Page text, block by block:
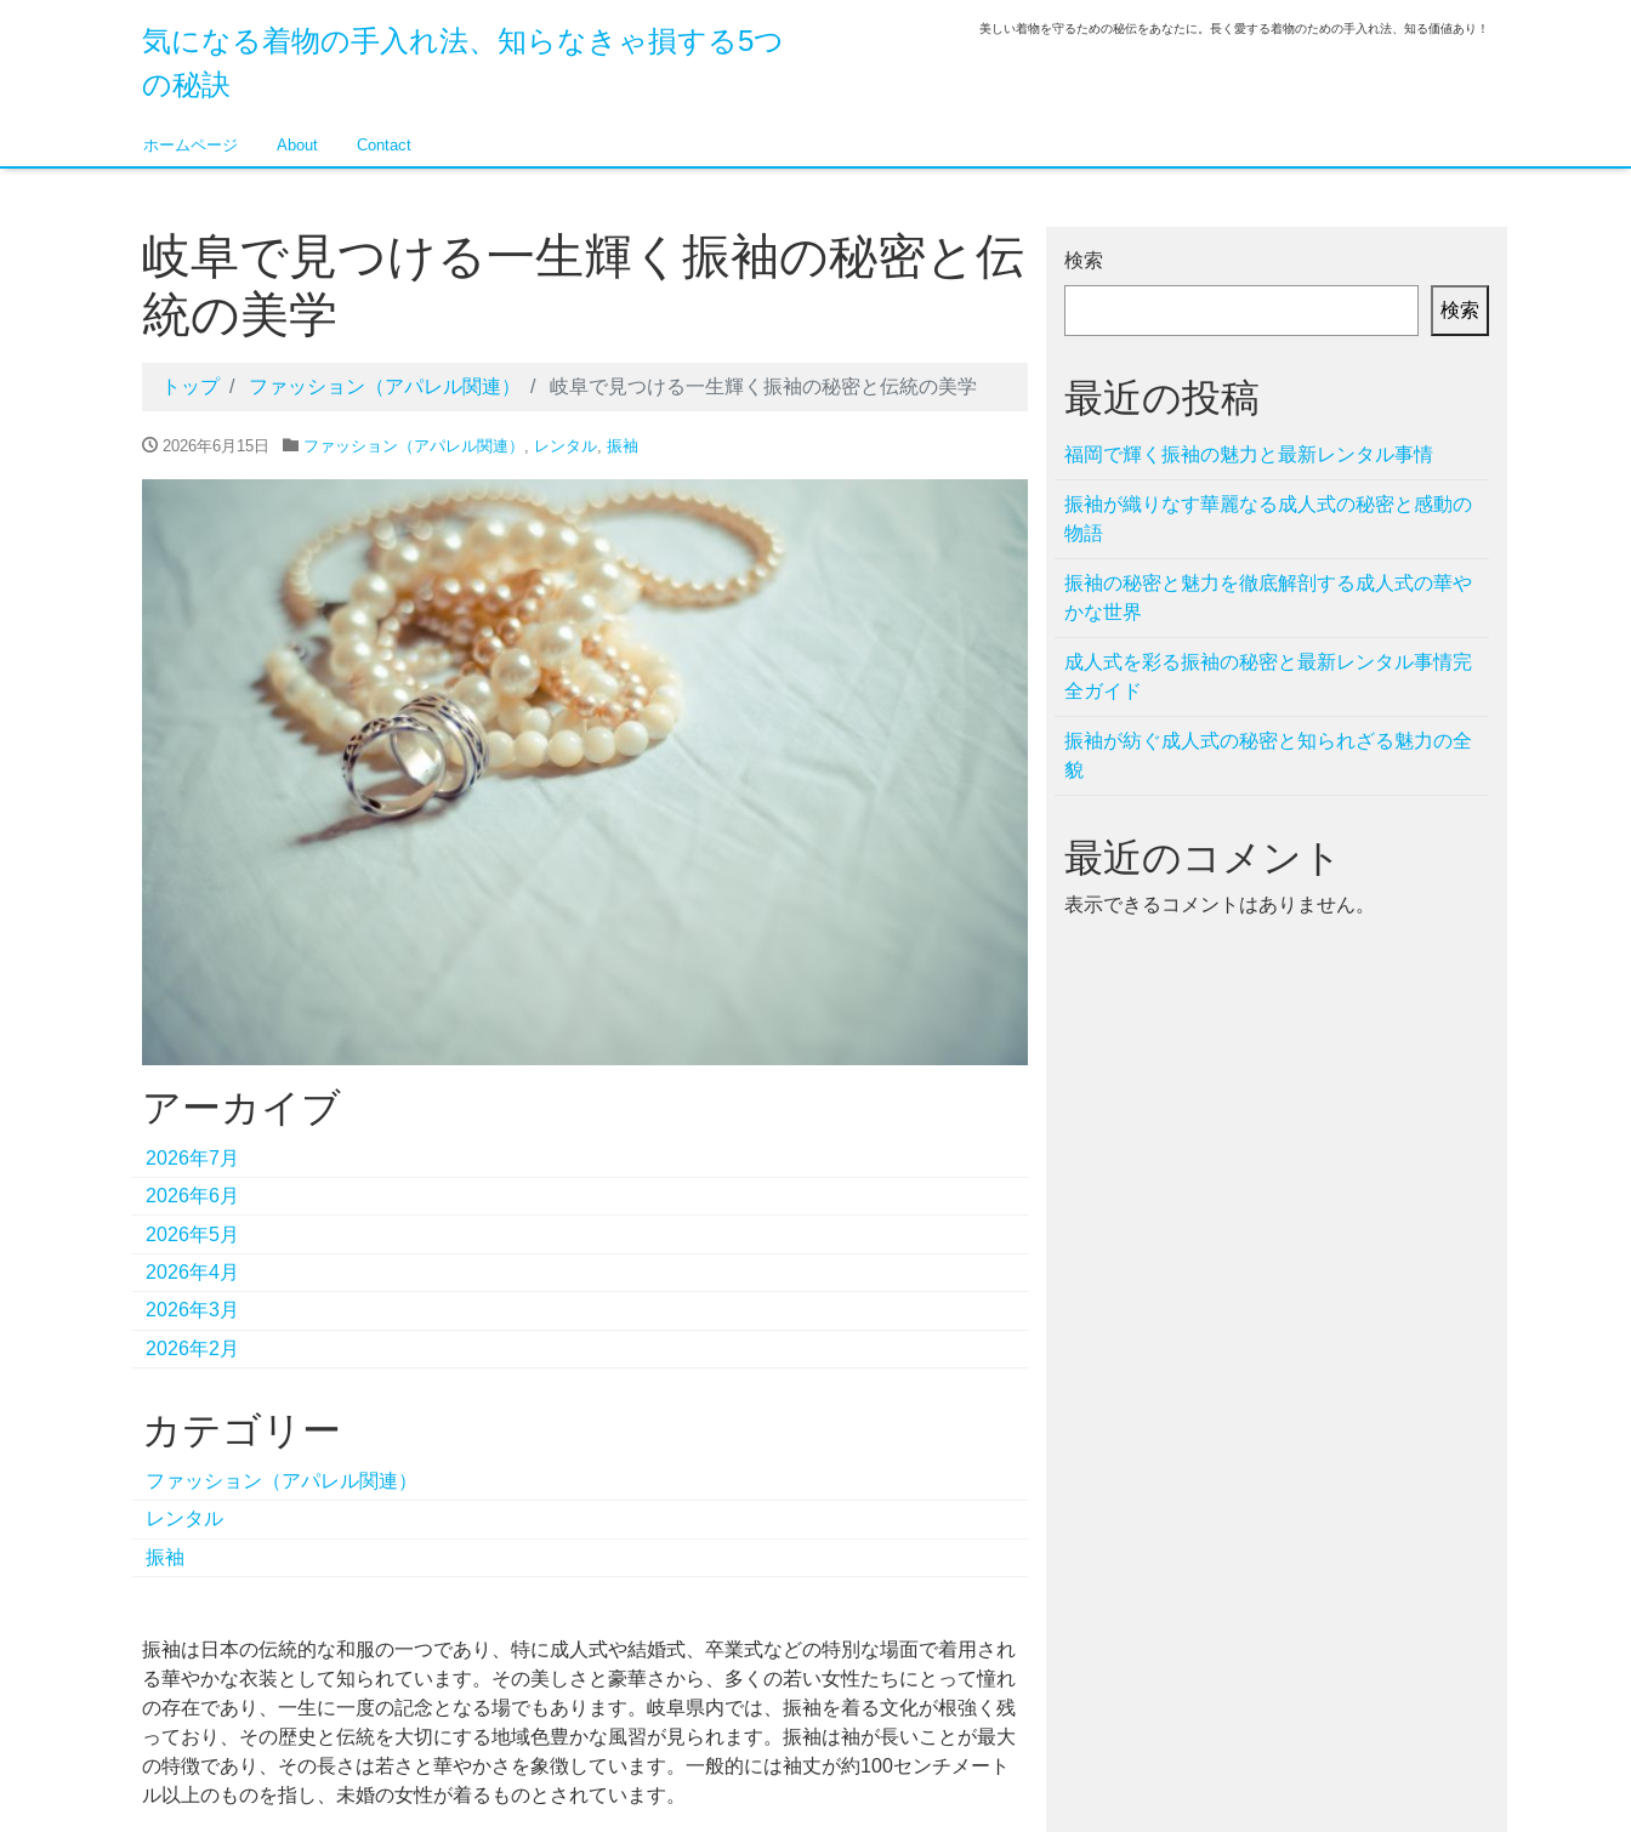
気になる着物の手入れ法、知らなきゃ損する5つ
の秘訣
美しい着物を守るための秘伝をあなたに。長く愛する着物のための手入れ法、知る価値あり！
ホームページ About Contact
岐阜で見つける一生輝く振袖の秘密と伝
統の美学
トップ ファッション（アパレル関連） 岐阜で見つける一生輝く振袖の秘密と伝統の美学
2026年6月15日 ファッション（アパレル関連） レンタル, 振袖
アーカイブ
2026年7月
2026年6月
2026年5月
2026年4月
2026年3月
2026年2月
カテゴリー
ファッション（アパレル関連）
レンタル
振袖
振袖は日本の伝統的な和服の一つであり、特に成人式や結婚式、卒業式などの特別な場面で着用され
る華やかな衣装として知られています。 その美しさと豪華さから、多くの若い女性たちにとって憧れ
の存在であり、一生に一度の記念となる場でもあります。岐阜県内では、振袖を着る文化が根強く残
っており、その歴史と伝統を大切にする地域色豊かな風習が見られます。振袖は袖が長いことが最大
の特徴であり、その長さは若さと華やかさを象徴しています。一般的には袖丈が約100センチメート
ル以上のものを指し、未婚の女性が着るものとされています。
検索
検索
最近の投稿
福岡で輝く振袖の魅力と最新レンタル事情
振袖が織りなす華麗なる成人式の秘密と感動の
物語
振袖の秘密と魅力を徹底解剖する成人式の華や
かな世界
成人式を彩る振袖の秘密と最新レンタル事情完
全ガイド
振袖が紡ぐ成人式の秘密と知られざる魅力の全
貌
最近のコメント
表示できるコメントはありません。